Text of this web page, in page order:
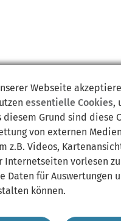
Webseite
essentielle Cookies,
Grund sind diese
von externen
z.B. Videos,
vorlesen
für Auswertungen
können.